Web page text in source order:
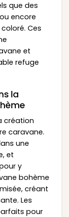
que des
encore
Ces
et
refuge
la
création
caravane.
une
et
y
bohème
créant
Les
pour